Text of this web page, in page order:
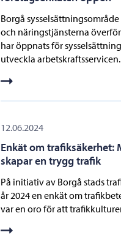
Borgå
och näringstjänsterna
har öppnats för
utveckla arbetskraftsservicen.
12.06.2024
Enkät om trafiksäkerhet:
skapar en trygg trafik
På initiativ av Borgå stads
år 2024 en enkät om
var en oro för att